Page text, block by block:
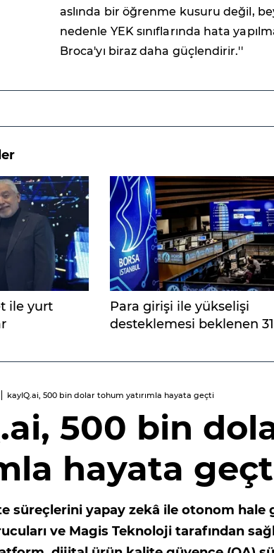
aslında bir öğrenme kusuru değil,
nedenle YEK sınıflarında hata
Broca'yı biraz daha güçlendirir.''
ile yurt
Para girişi ile yükselişi
desteklemesi beklenen 31
kayIQ.ai, 500 bin dolar tohum yatırımla hayata geçti
.ai, 500 bin
hayata
süreçlerini yapay zekâ ile otonom
ve Magis Teknoloji tarafından